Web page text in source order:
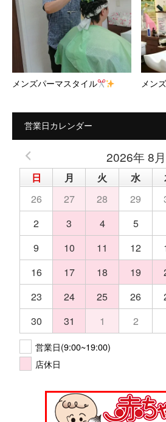
メンズパーマスタイル メン
営業日カレンダー
2026年 8月
日 月 火 水
26
27 28 29
2
3 4 5
9
10 11 12
16
17 18 19
23
24 25 26
30
31 1 2
営業日(9:00~19:00)
店休日